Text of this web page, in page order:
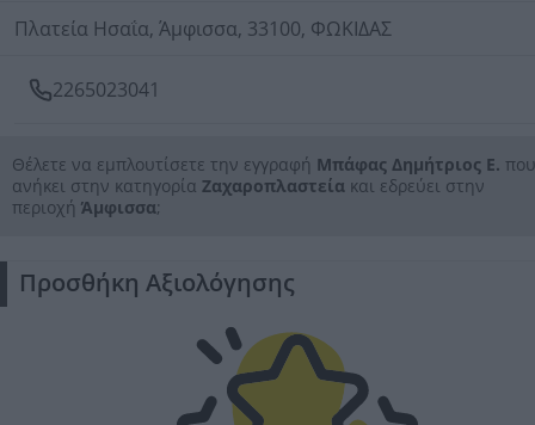
Πλατεία Ησαΐα, Άμφισσα, 33100, ΦΩΚΙΔΑΣ
2265023041
Θέλετε να εμπλουτίσετε την εγγραφή Μπάφας Δημήτριος Ε. που
ανήκει στην κατηγορία Ζαχαροπλαστεία και εδρεύει στην
περιοχή Άμφισσα;
Προσθήκη Αξιολόγησης